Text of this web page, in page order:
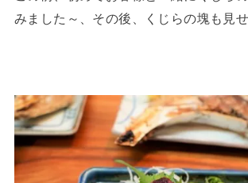
みました～、その後、くじらの塊も見